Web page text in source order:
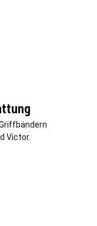
Victor.